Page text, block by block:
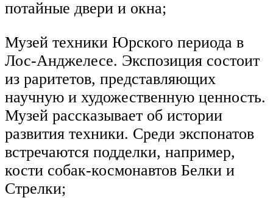
потайные двери и окна;
Музей техники Юрского периода в
Лос-Анджелесе. Экспозиция состоит
из раритетов, представляющих
научную и художественную ценность.
Музей рассказывает об истории
развития техники. Среди экспонатов
встречаются подделки, например,
кости собак-космонавтов Белки и
Стрелки;